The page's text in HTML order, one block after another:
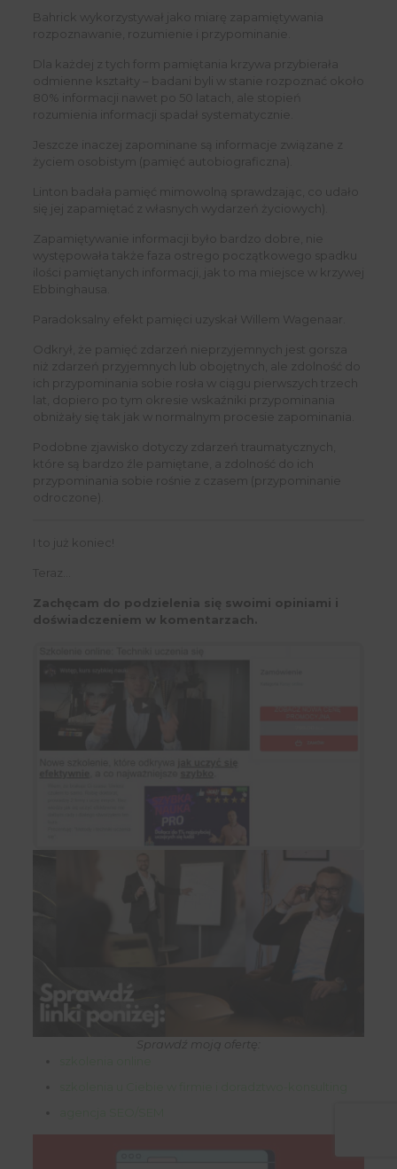
Bahrick wykorzystywał jako miarę zapamiętywania
rozpoznawanie, rozumienie i przypominanie.
Dla każdej z tych form pamiętania krzywa przybierała
odmienne kształty – badani byli w stanie rozpoznać około
80% informacji nawet po 50 latach, ale stopień
rozumienia informacji spadał systematycznie.
Jeszcze inaczej zapominane są informacje związane z
życiem osobistym (pamięć autobiograficzna).
Linton badała pamięć mimowolną sprawdzając, co udało
się jej zapamiętać z własnych wydarzeń życiowych).
Zapamiętywanie informacji było bardzo dobre, nie
występowała także faza ostrego początkowego spadku
ilości pamiętanych informacji, jak to ma miejsce w krzywej
Ebbinghausa.
Paradoksalny efekt pamięci uzyskał Willem Wagenaar.
Odkrył, że pamięć zdarzeń nieprzyjemnych jest gorsza
niż zdarzeń przyjemnych lub obojętnych, ale zdolność do
ich przypominania sobie rosła w ciągu pierwszych trzech
lat, dopiero po tym okresie wskaźniki przypominania
obniżały się tak jak w normalnym procesie zapominania.
Podobne zjawisko dotyczy zdarzeń traumatycznych,
które są bardzo źle pamiętane, a zdolność do ich
przypominania sobie rośnie z czasem (przypominanie
odroczone).
I to już koniec!
Teraz…
Zachęcam do podzielenia się swoimi opiniami i
doświadczeniem w komentarzach.
Sprawdź moją ofertę: